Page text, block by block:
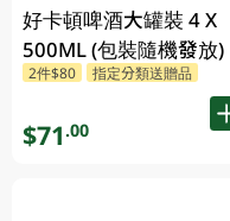
好卡頓啤酒大罐裝 4 X
500ML (包裝隨機發放)
2件$80 指定分類送贈品
$71.00